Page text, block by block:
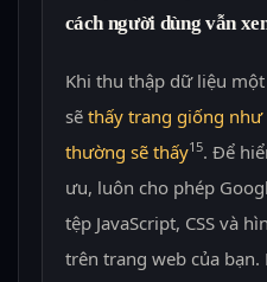
cách người dùng vẫn
Khi thu thập dữ liệu
sẽ thấy trang giống
thường sẽ thấy15. Để
ưu, luôn cho phép
tệp JavaScript, CSS và
trên trang web của